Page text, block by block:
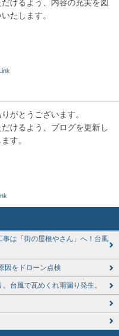
けるよう、内容の充実を図
たします。
がとうございます。
けるよう、ブログを更新し
す。
は「街の屋根やさん」へ！台風
因をドローン点検
台風で瓦めくれ雨漏り発生。